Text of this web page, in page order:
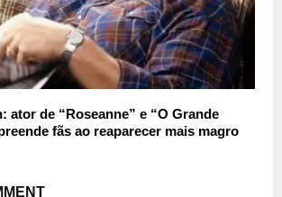
ator de “Roseanne” e “O Grande
fãs ao reaparecer mais magro